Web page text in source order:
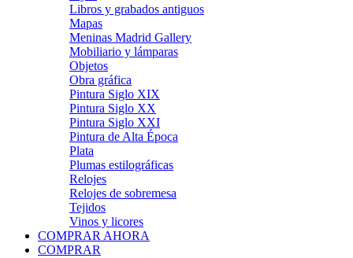
Libros y grabados antiguos
Mapas
Meninas Madrid Gallery
Mobiliario y lámparas
Objetos
Obra gráfica
Pintura Siglo XIX
Pintura Siglo XX
Pintura Siglo XXI
Pintura de Alta Época
Plata
Plumas estilográficas
Relojes
Relojes de sobremesa
Tejidos
Vinos y licores
COMPRAR AHORA
COMPRAR